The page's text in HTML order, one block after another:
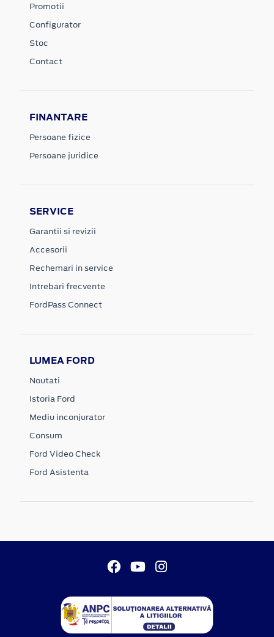
Promotii
Configurator
Stoc
Contact
FINANTARE
Persoane fizice
Persoane juridice
SERVICE
Garantii si revizii
Accesorii
Rechemari in service
Intrebari frecvente
FordPass Connect
LUMEA FORD
Noutati
Istoria Ford
Mediu inconjurator
Consum
Ford Video Check
Ford Asistenta